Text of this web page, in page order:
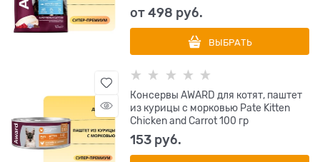
от498 руб.
ВЫБРАТЬ
Консервы AWARD для котят, паштет
из курицы с морковью Pate Kitten
Chicken and Carrot 100 гр
153 руб.